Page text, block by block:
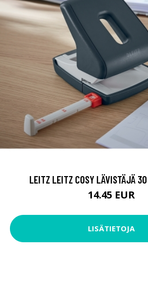
LEITZ LEITZ COSY LÄVISTÄJÄ
14.45 EUR
LISÄTIETOJA